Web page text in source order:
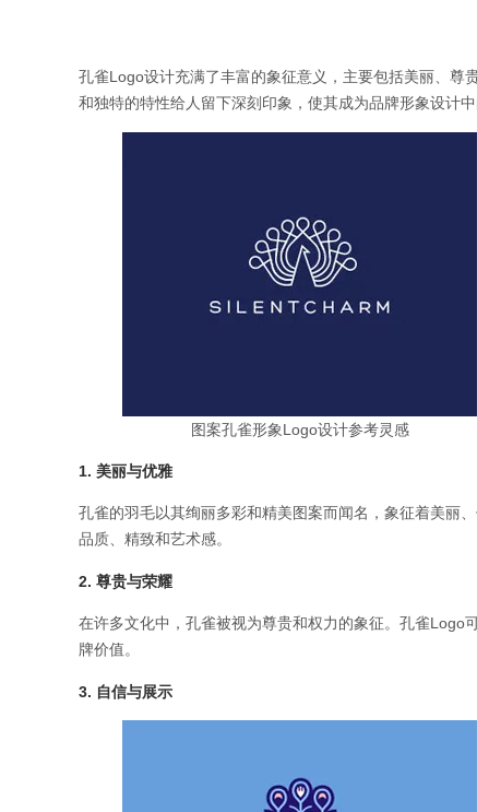
孔雀Logo设计充满了丰富的象征意义，主要包括美丽、尊
和独特的特性给人留下深刻印象，使其成为品牌形象设计
图案孔雀形象Logo设计参考灵感
1. 美丽与优雅
孔雀的羽毛以其绚丽多彩和精美图案而闻名，象征着美丽
品质、精致和艺术感。
2. 尊贵与荣耀
在许多文化中，孔雀被视为尊贵和权力的象征。孔雀Logo
牌价值。
3. 自信与展示